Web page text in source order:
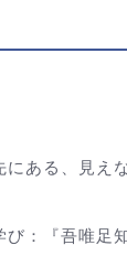
にある、見え
び：『吾唯足